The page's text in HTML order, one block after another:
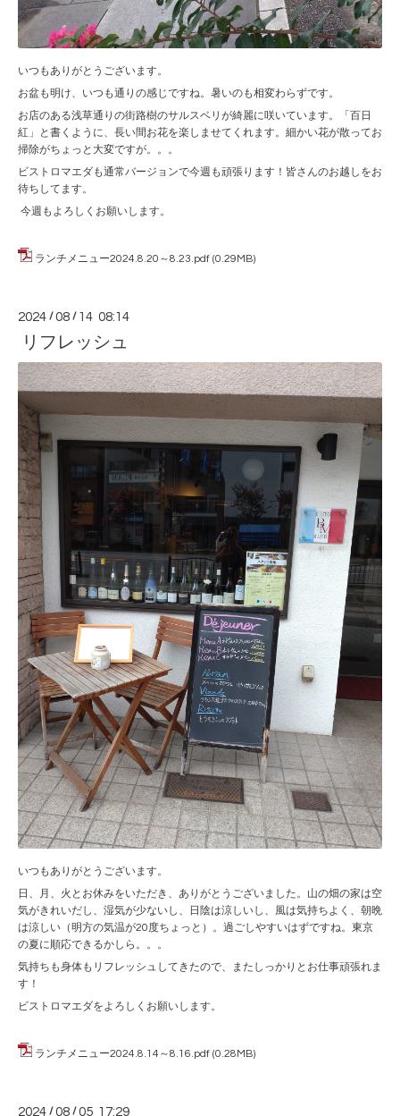
いつもありがとうございます。
お盆も明け、いつも通りの感じですね。暑いのも相変わらずです。
お店のある浅草通りの街路樹のサルスベリが綺麗に咲いています。「百日
紅」と書くように、長い間お花を楽しませてくれます。細かい花が散ってお
掃除がちょっと大変ですが。。。
ビストロマエダも通常バージョンで今週も頑張ります！皆さんのお越しをお
待ちしてます。
今週もよろしくお願いします。
ランチメニュー2024.8.20～8.23.pdf (0.29MB)
2024 /08 / 14 08:14
リフレッシュ
いつもありがとうございます。
日、月、火とお休みをいただき、ありがとうございました。山の畑の家は空
気がきれいだし、湿気が少ないし、日陰は涼しいし、風は気持ちよく、朝晩
は涼しい（明方の気温が20度ちょっと）。過ごしやすいはずですね。東京
の夏に順応できるかしら。。。
気持ちも身体もリフレッシュしてきたので、またしっかりとお仕事頑張れま
す！
ビストロマエダをよろしくお願いします。
ランチメニュー2024.8.14～8.16.pdf (0.28MB)
2024 /08 /05 17:29